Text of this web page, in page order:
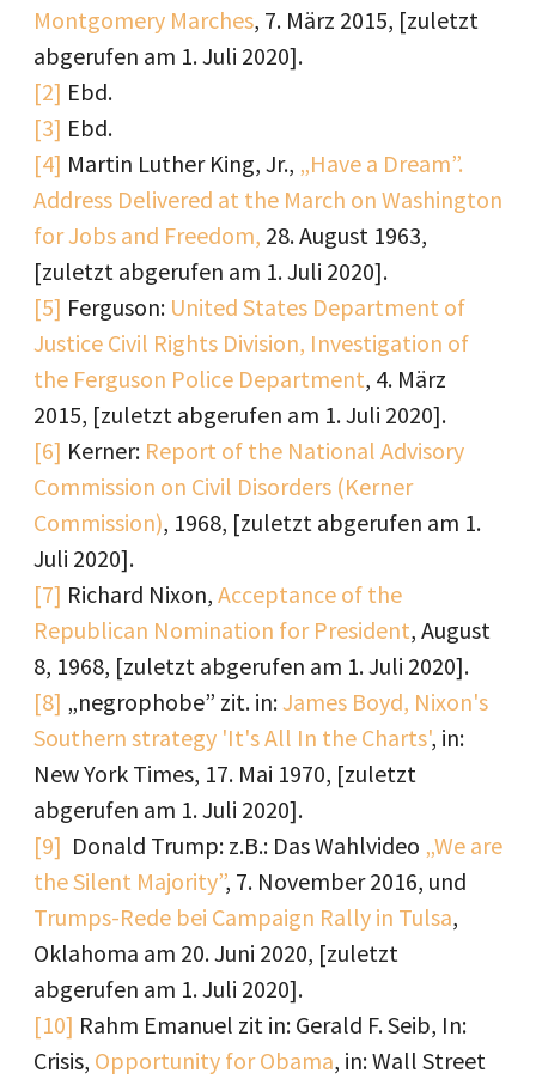
Montgomery Marches, 7. März 2015, [zuletzt
abgerufen am 1. Juli 2020].
[2] Ebd.
[3] Ebd.
[4] Martin Luther King, Jr., „Have a Dream”.
Address Delivered at the March on Washington
for Jobs and Freedom, 28. August 1963,
[zuletzt abgerufen am 1. Juli 2020].
[5] Ferguson: United States Department of
Justice Civil Rights Division, Investigation of
the Ferguson Police Department, 4. März
2015, [zuletzt abgerufen am 1. Juli 2020].
[6] Kerner: Report of the National Advisory
Commission on Civil Disorders (Kerner
Commission), 1968, [zuletzt abgerufen am 1.
Juli 2020].
[7] Richard Nixon, Acceptance of the
Republican Nomination for President, August
8, 1968, [zuletzt abgerufen am 1. Juli 2020].
[8] „negrophobe” zit. in:James Boyd, Nixon's
Southern strategy 'It's All In the Charts', in:
New York Times, 17. Mai 1970, [zuletzt
abgerufen am 1. Juli 2020].
[9] Donald Trump: z.B.: Das Wahlvideo „We are
the Silent Majority”, 7. November 2016, und
Trumps-Rede bei Campaign Rally in Tulsa,
Oklahoma am 20. Juni 2020, [zuletzt
abgerufen am 1. Juli 2020].
[10] Rahm Emanuel zit in: Gerald F. Seib, In:
Crisis, Opportunity for Obama, in: Wall Street